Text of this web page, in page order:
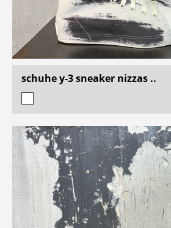
schuhe y-3 sneaker nizzas ..